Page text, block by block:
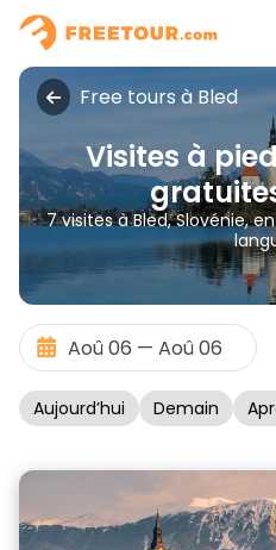
Free tours à Bled
Visites à
7 visites à Bled, Slovénie,
Aujourd’hui Demain